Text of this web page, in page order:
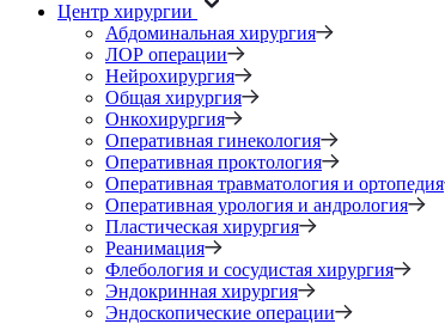
Центр хирургии
Абдоминальная хирургия
ЛОР операции
Нейрохирургия
Общая хирургия
Онкохирургия
Оперативная гинекология
Оперативная проктология
Оперативная травматология и ортопедия
Оперативная урология и андрология
Пластическая хирургия
Реанимация
Флебология и сосудистая хирургия
Эндокринная хирургия
Эндоскопические операции